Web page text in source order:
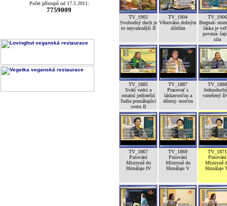
Počet přístupů od 17.5.2011:
7759009
TV_1902
Svobodný duch je
to nejvzácnější II
TV_1904
Věnováno dobrým
účelům
TV_1906
Bezpod-
láska je
povzná-
sila
TV_1885
Svätí vedci a
ostatní jedineční
ľudia pomáhajúci
svetu II
TV_1887
Pracovať s
láskavosťou a
dôstoj- nosťou
TV_1888
vznešený
TV_1867
Putování
Mistryně do
Himálaje IV
TV_1869
Putování
Mistryně do
Himálaje V
TV_1871
Putování
Mistryně
Himálaje